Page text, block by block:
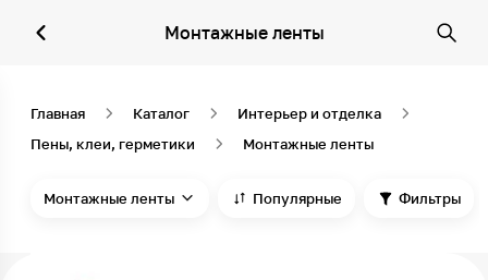
Монтажные ленты
Главная Каталог
Интерьер и отделка
Пены, клеи, герметики
Монтажные ленты
Монтажные ленты Популярные Фильтры